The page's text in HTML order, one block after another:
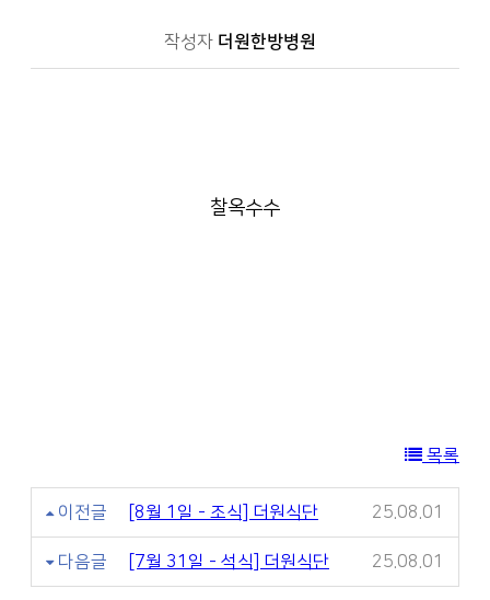
작성자 더원한방병원
찰옥수수
목록
이전글 [8월 1일 - 조식] 더원식단 25.08.01
다음글 [7월 31일 - 석식] 더원식단 25.08.01